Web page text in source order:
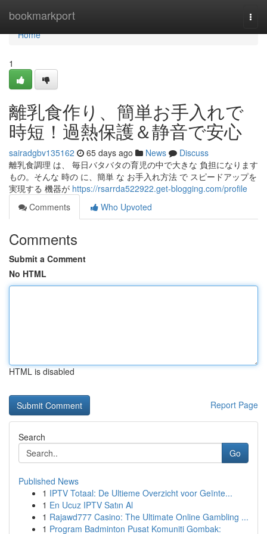
bookmarkport
Home
Home
1
離乳食作り、簡単お手入れで
時短！過熱保護＆静音で安心
sairadgbv135162 65 days ago News
Discuss
離乳食調理 は、 毎日バタバタの育児の中で大きな 負担になります
もの。そんな 時の に、簡単 な お手入れ方法 で スピードアップを
実現する 機器が https://rsarrda522922.get-blogging.com/profile
Comments
Who Upvoted
Comments
Submit a Comment
No HTML
HTML is disabled
Report Page
Search
Go
Published News
1 IPTV Totaal: De Ultieme Overzicht voor Geïnte...
1 En Ucuz IPTV Satın Al
1 Rajawd777 Casino: The Ultimate Online Gambling ...
1 Program Badminton Pusat Komuniti Gombak: